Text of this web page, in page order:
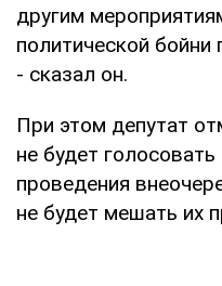
другим
политической
- сказал он.
При этом депутат
не будет
проведения
не будет мешать их